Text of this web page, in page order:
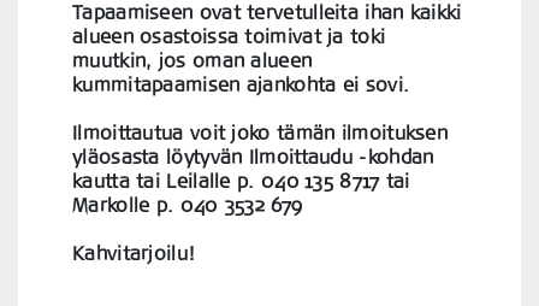
Tapaamiseen ovat tervetulleita ihan kaikki
alueen osastoissa toimivat ja toki
muutkin, jos oman alueen
kummitapaamisen ajankohta ei sovi.
Ilmoittautua voit joko tämän ilmoituksen
yläosasta löytyvän Ilmoittaudu -kohdan
kautta tai Leilalle p. 040 135 8717 tai
Markolle p. 040 3532 679
Kahvitarjoilu!